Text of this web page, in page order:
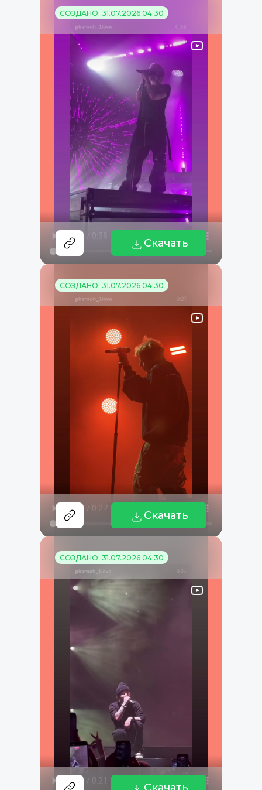
СОЗДАНО: 31.07.2026 04:30
Скачать
СОЗДАНО: 31.07.2026 04:30
Скачать
СОЗДАНО: 31.07.2026 04:30